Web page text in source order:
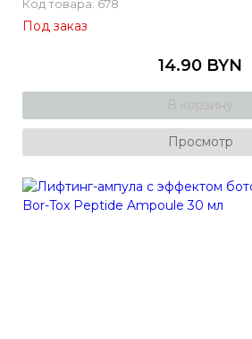
Код товара: 678
Под заказ
14.90 BYN
В корзину
Просмотр